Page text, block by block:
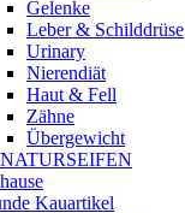
Gelenke
Leber & Schilddrüse
Urinary
Nierendiät
Haut & Fell
Zähne
Übergewicht
Kauartikel